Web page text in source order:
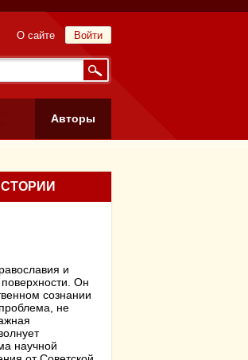
Войти
О сайте
Авторы
и
Он
сознании
не
научной